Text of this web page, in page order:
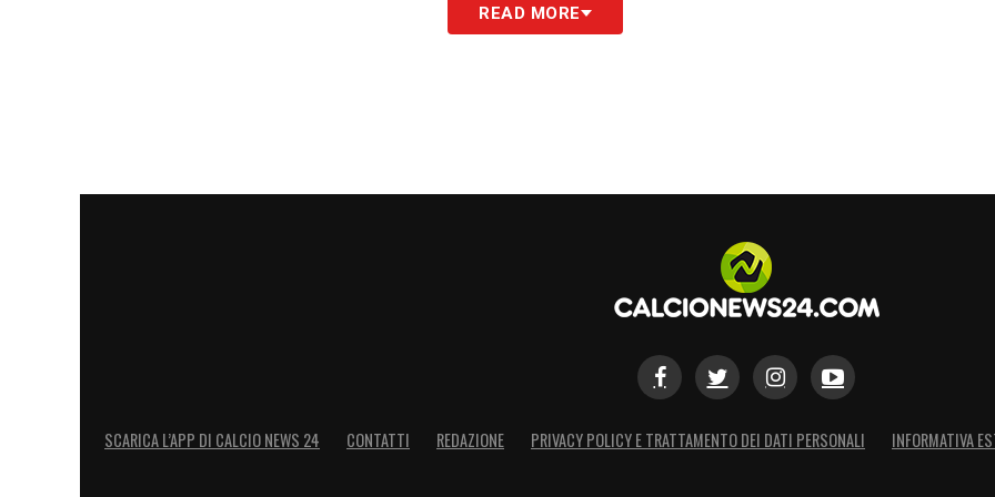
squadra. Ma sugli spalti, la tensione tra società e Curva Nord resta alta, con il rischio di
READ MORE
SCARICA L’APP DI CALCIO NEWS 24 CONTATTI REDAZIONE PRIVACY POLICY E TRATTAMENTO DEI DATI PERSONALI INFORMATIVA